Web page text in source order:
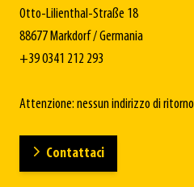
Otto-Lilienthal-Straße 18
88677 Markdorf / Germania
+39 0341 212 293
Attenzione: nessun indirizzo di ritorno
Contattaci